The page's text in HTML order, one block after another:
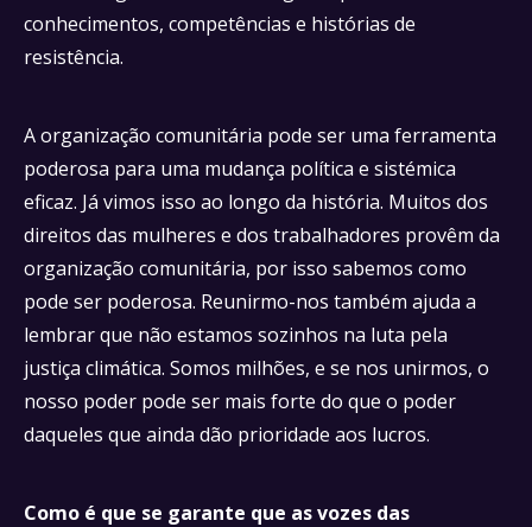
conhecimentos, competências e histórias de
resistência.
A organização comunitária pode ser uma ferramenta
poderosa para uma mudança política e sistémica
eficaz. Já vimos isso ao longo da história. Muitos dos
direitos das mulheres e dos trabalhadores provêm da
organização comunitária, por isso sabemos como
pode ser poderosa. Reunirmo-nos também ajuda a
lembrar que não estamos sozinhos na luta pela
justiça climática. Somos milhões, e se nos unirmos, o
nosso poder pode ser mais forte do que o poder
daqueles que ainda dão prioridade aos lucros.
Como é que se garante que as vozes das